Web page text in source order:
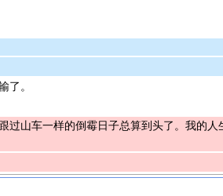
了。
过山车一样的倒霉日子总算到头了。我的